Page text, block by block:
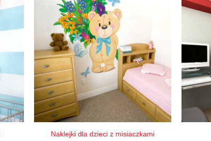
Naklejki dla dzieci z misiaczkami